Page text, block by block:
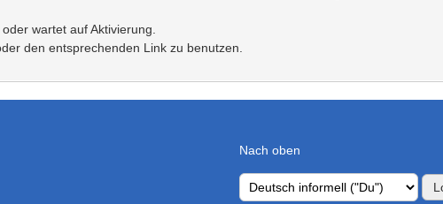
wartet auf Aktivierung.
den entsprechenden Link zu benutzen.
Nach oben